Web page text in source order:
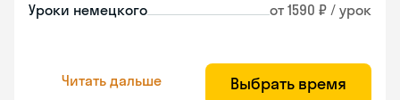
Уроки немецкого от 1590 ₽ / урок
Читать дальше Выбрать время